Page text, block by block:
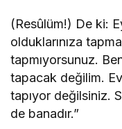
(Resûlüm!) De ki:
olduklarınıza
tapmıyorsunuz.
tapacak değilim.
tapıyor değilsiniz.
de banadır.”